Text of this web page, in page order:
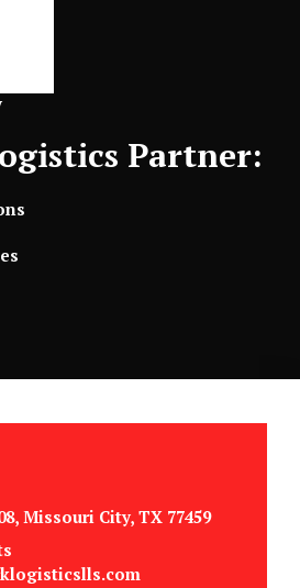
Partner:
Missouri City, TX 77459